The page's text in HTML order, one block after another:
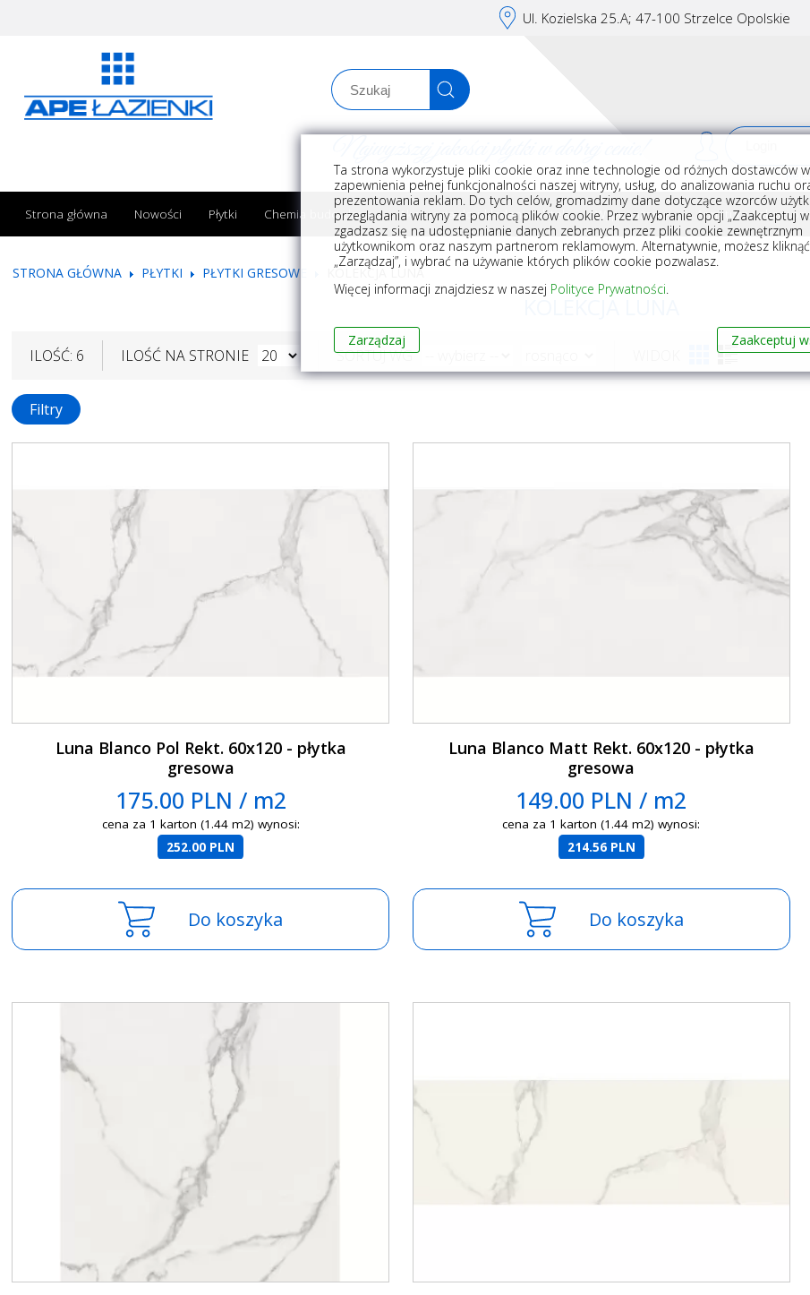
Ul. Kozielska 25.A; 47-100 Strzelce Opolskie
Strona główna Nowości Płytki Chemia budowlana Akcesoria do układania płytek Wyposażenie Armatura i
STRONA GŁÓWNA PŁYTKI PŁYTKI GRESOWE KOLEKCJA LUNA
KOLEKCJA LUNA
ILOŚĆ: 6 ILOŚĆ NA STRONIE SORTUJ WG
Filtry
Luna Blanco Pol Rekt. 60x120 - płytka
gresowa
175.00 PLN / m2
cena za 1 karton (1.44 m2) wynosi:
252.00 PLN
Do koszyka
Luna Blanco Matt Rekt. 60x120 - płytka
gresowa
149.00 PLN / m2
cena za 1 karton (1.44 m2) wynosi:
214.56 PLN
Do koszyka
Ta strona wykorzystuje pliki cookie oraz inne technologie od różnych dostawców
zapewnienia pełnej funkcjonalności naszej witryny, usług, do analizowania ruchu
prezentowania reklam. Do tych celów, gromadzimy dane dotyczące wzorców
przeglądania witryny za pomocą plików cookie. Przez wybranie opcji „Zaakceptuj
zgadzasz się na udostępnianie danych zebranych przez pliki cookie zewnętrznym
użytkownikom oraz naszym partnerom reklamowym. Alternatywnie, możesz kliknąć
„Zarządzaj”, i wybrać na używanie których plików cookie pozwalasz.
Więcej informacji znajdziesz w naszej Polityce Prywatności.
Zarządzaj Zaakceptuj